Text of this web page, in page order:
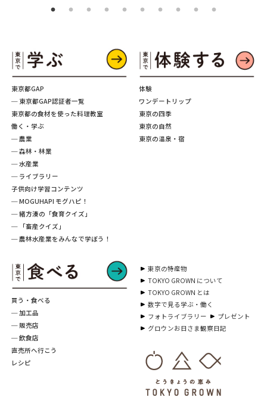
東京都GAP
─ 東京都GAP認証者一覧
東京都の食材を使った料理教室
働く・学ぶ
─ 農業
─ 森林・林業
─ 水産業
─ ライブラリー
子供向け学習コンテンツ
─ MOGUHAPI モグハピ！
─ 緒方湊の「食育クイズ」
─ 「畜産クイズ」
─ 農林水産業をみんなで学ぼう！
買う・食べる
─ 加工品
─ 販売店
─ 飲食店
直売所へ行こう
レシピ
体験
ワンデートリップ
東京の四季
東京の自然
東京の温泉・宿
東京の特産物
TOKYO GROWN について
TOKYO GROWN とは
数字で見る学ぶ・働く
フォトライブラリー
プレゼント
グロウンお日さま観察日記